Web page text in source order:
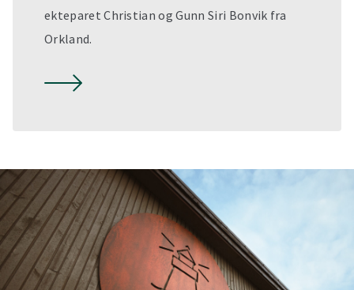
ekteparet Christian og Gunn Siri Bonvik fra
Orkland.